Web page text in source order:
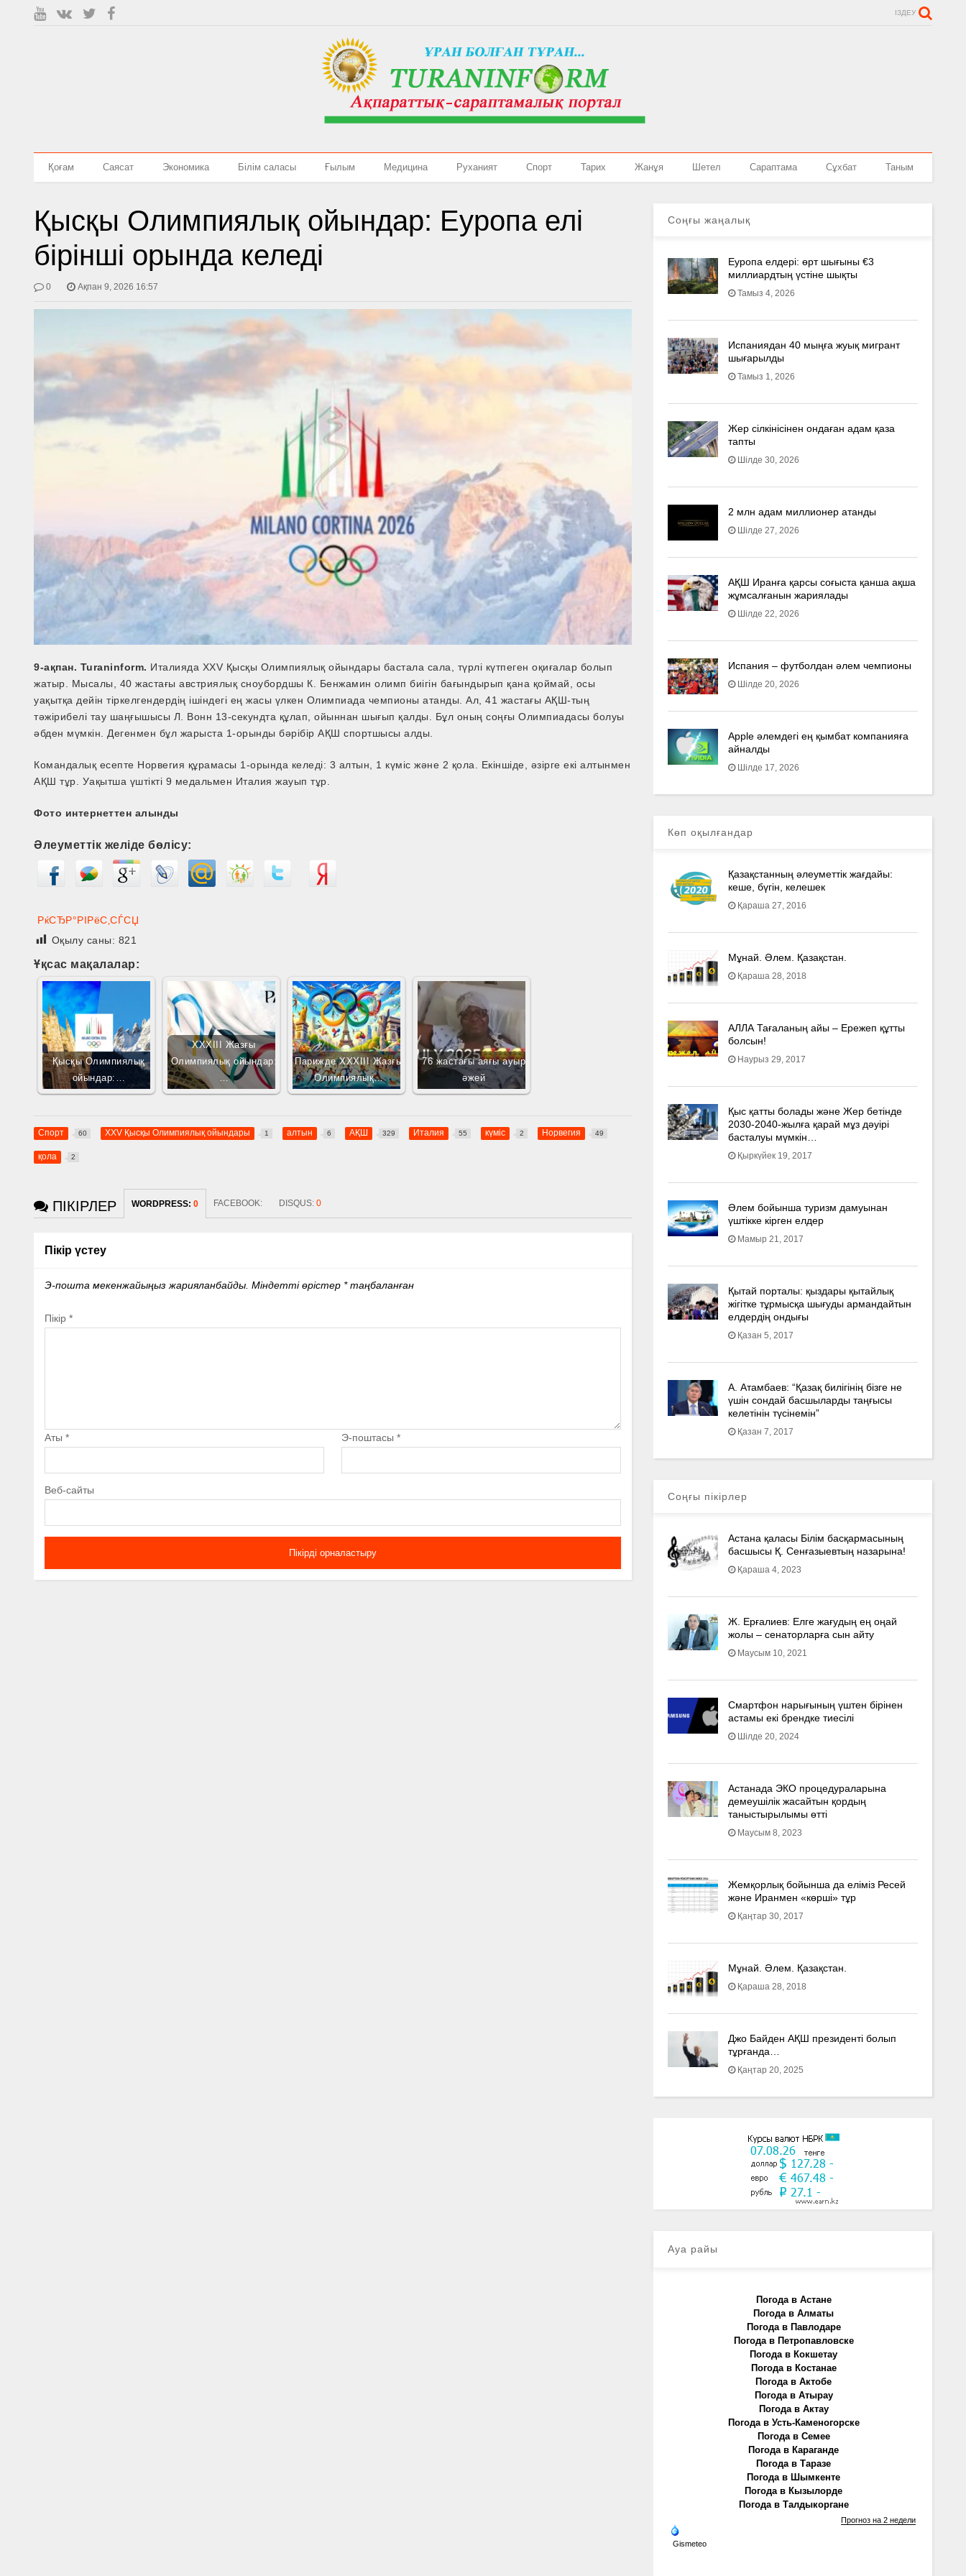
ІЗДЕУ
Қоғам Саясат Экономика Білім саласы Ғылым Медицина Руханият Спорт Тарих Жанұя Шетел Сараптама Сұхбат Таным
Қысқы Олимпиялық ойындар: Еуропа елі
бірінші орында келеді
0 Ақпан 9, 2026 16:57
9-ақпан. Turaninform. Италияда XXV Қысқы Олимпиялық ойындары бастала сала, түрлі күтпеген оқиғалар болып
жатыр. Мысалы, 40 жастағы австриялық сноубордшы К. Бенжамин олимп биігін бағындырып қана қоймай, осы
уақытқа дейін тіркелгендердің ішіндегі ең жасы үлкен Олимпиада чемпионы атанды. Ал, 41 жастағы АҚШ-тың
тәжірибелі тау шаңғышысы Л. Вонн 13-секундта құлап, ойыннан шығып қалды. Бұл оның соңғы Олимпиадасы болуы
әбден мүмкін. Дегенмен бұл жарыста 1-орынды бәрібір АҚШ спортшысы алды.
Командалық есепте Норвегия құрамасы 1-орында келеді: 3 алтын, 1 күміс және 2 қола. Екіншіде, әзірге екі алтынмен
АҚШ тұр. Уақытша үштікті 9 медальмен Италия жауып тұр.
Фото интернеттен алынды
Әлеуметтік желіде бөлісу:
РќСЂР°РІРёС‚СЃСЏ
Оқылу саны: 821
Ұқсас мақалалар:
Қысқы Олимпиялық
ойындар:…
XXXIII Жазғы
Олимпиялық ойындар:
…
Парижде XXXIII Жазғы
Олимпиялық…
76 жастағы аяғы ауыр
әжей
Спорт 60 XXV Қысқы Олимпиялық ойындары 1 алтын 6 АҚШ 329 Италия 55 күміс 2 Норвегия 49
қола 2
ПІКІРЛЕР WORDPRESS:0 FACEBOOK: DISQUS:0
Пікір үстеу
Э-пошта мекенжайыңыз жарияланбайды.Міндетті өрістер *таңбаланған
Пікір*
Аты* Э-поштасы*
Веб-сайты
Соңғы жаңалық
Еуропа елдері: өрт шығыны €3
миллиардтың үстіне шықты
Тамыз 4, 2026
Испаниядан 40 мыңға жуық мигрант
шығарылды
Тамыз 1, 2026
Жер сілкінісінен ондаған адам қаза
тапты
Шілде 30, 2026
2 млн адам миллионер атанды
Шілде 27, 2026
АҚШ Иранға қарсы соғыста қанша ақша
жұмсалғанын жариялады
Шілде 22, 2026
Испания – футболдан әлем чемпионы
Шілде 20, 2026
Apple әлемдегі ең қымбат компанияға
айналды
Шілде 17, 2026
Көп оқылғандар
Қазақстанның әлеуметтік жағдайы:
кеше, бүгін, келешек
Қараша 27, 2016
Мұнай. Әлем. Қазақстан.
Қараша 28, 2018
АЛЛА Тағаланың айы – Ережеп құтты
болсын!
Наурыз 29, 2017
Қыс қатты болады және Жер бетінде
2030-2040­-жылға қарай мұз дәуірі
басталуы мүмкін…
Қыркүйек 19, 2017
Әлем бойынша туризм дамуынан
үштікке кірген елдер
Мамыр 21, 2017
Қытай порталы: қыздары қытайлық
жігітке тұрмысқа шығуды армандайтын
елдердің ондығы
Қазан 5, 2017
А. Атамбаев: “Қазақ билігінің бізге не
үшін сондай басшыларды таңғысы
келетінін түсінемін”
Қазан 7, 2017
Соңғы пікірлер
Астана қаласы Білім басқармасының
басшысы Қ. Сенғазыевтың назарына!
Қараша 4, 2023
Ж. Ерғалиев: Елге жағудың ең оңай
жолы – сенаторларға сын айту
Маусым 10, 2021
Смартфон нарығының үштен бірінен
астамы екі брендке тиесілі
Шілде 20, 2024
Астанада ЭКО процедураларына
демеушілік жасайтын қордың
таныстырылымы өтті
Маусым 8, 2023
Жемқорлық бойынша да еліміз Ресей
және Иранмен «көрші» тұр
Қаңтар 30, 2017
Мұнай. Әлем. Қазақстан.
Қараша 28, 2018
Джо Байден АҚШ президенті болып
тұрғанда…
Қаңтар 20, 2025
Ауа райы
Погода в Астане
Погода в Алматы
Погода в Павлодаре
Погода в Петропавловске
Погода в Кокшетау
Погода в Костанае
Погода в Актобе
Погода в Атырау
Погода в Актау
Погода в Усть-Каменогорске
Погода в Семее
Погода в Караганде
Погода в Таразе
Погода в Шымкенте
Погода в Кызылорде
Погода в Талдыкоргане
Gismeteo
Прогноз на 2 недели